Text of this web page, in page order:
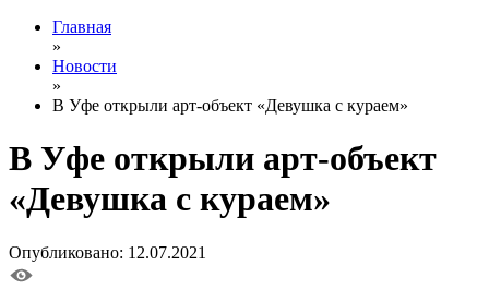
Главная
»
Новости
»
В Уфе открыли арт-объект «Девушка с кураем»
В Уфе открыли арт-объект
«Девушка с кураем»
Опубликовано: 12.07.2021